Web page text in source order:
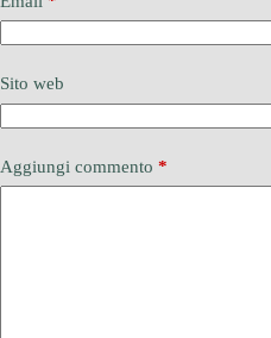
Sito web
Aggiungi commento *